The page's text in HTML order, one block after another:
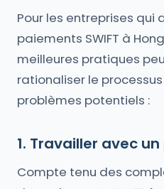
Pour les entreprises qui
paiements SWIFT à
meilleures pratiques
rationaliser le
problèmes potentiels :
1. Travailler avec
Compte tenu des